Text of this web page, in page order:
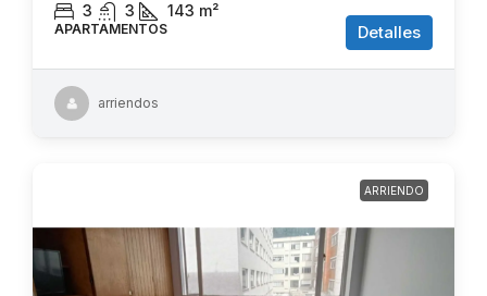
3 3 143 m²
APARTAMENTOS Detalles
arriendos
ARRIENDO